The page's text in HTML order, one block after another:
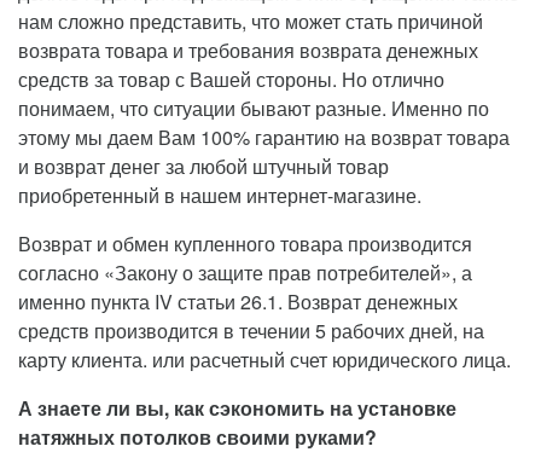
нам сложно представить, что может стать причиной
возврата товара и требования возврата денежных
средств за товар с Вашей стороны. Но отлично
понимаем, что ситуации бывают разные. Именно по
этому мы даем Вам 100% гарантию на возврат товара
и возврат денег за любой штучный товар
приобретенный в нашем интернет-магазине.
Возврат и обмен купленного товара производится
согласно «Закону о защите прав потребителей», а
именно пункта IV статьи 26.1. Возврат денежных
средств производится в течении 5 рабочих дней, на
карту клиента. или расчетный счет юридического лица.
А знаете ли вы, как сэкономить на установке
натяжных потолков своими руками?